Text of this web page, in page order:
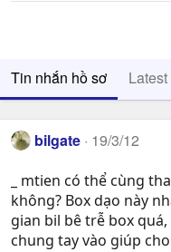
Tin nhắn hồ sơ
bilgate 19/3/12
_ mtien có thể cùng
không? Box dạo này
gian bil bê trễ box
chung tay vào giúp